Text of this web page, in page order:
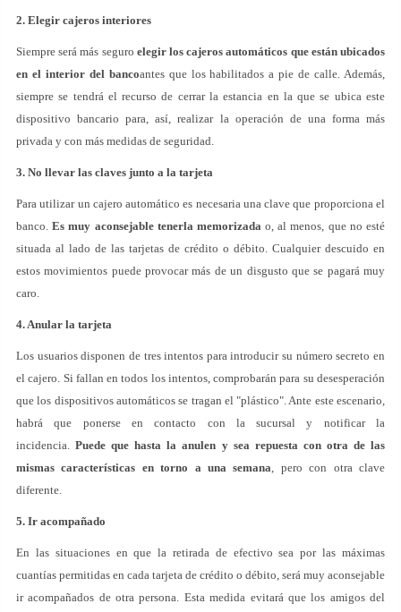
2. Elegir cajeros interiores
Siempre será más seguro elegir los cajeros automáticos que están ubicados
en el interior del bancoantes que los habilitados a pie de calle. Además,
siempre se tendrá el recurso de cerrar la estancia en la que se ubica este
dispositivo bancario para, así, realizar la operación de una forma más
privada y con más medidas de seguridad.
3. No llevar las claves junto a la tarjeta
Para utilizar un cajero automático es necesaria una clave que proporciona el
banco.Es muy aconsejable tenerla memorizadao, al menos, que no esté
situada al lado de las tarjetas de crédito o débito. Cualquier descuido en
estos movimientos puede provocar más de un disgusto que se pagará muy
caro.
4. Anular la tarjeta
Los usuarios disponen de tres intentos para introducir su número secreto en
el cajero. Si fallan en todos los intentos, comprobarán para su desesperación
que los dispositivos automáticos se tragan el "plástico". Ante este escenario,
habrá que ponerse en contacto con la sucursal y notificar la
incidencia.Puede que hasta la anulen y sea repuesta con otra de las
mismas características en torno a una semana, pero con otra clave
diferente.
5. Ir acompañado
En las situaciones en que la retirada de efectivo sea por las máximas
cuantías permitidas en cada tarjeta de crédito o débito, será muy aconsejable
ir acompañados de otra persona. Esta medida evitará que los amigos del